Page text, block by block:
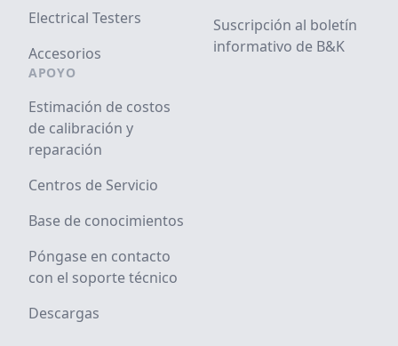
Electrical Testers
Accesorios
APOYO
Estimación de costos
de calibración y
reparación
Centros de Servicio
Base de conocimientos
Póngase en contacto
con el soporte técnico
Descargas
Suscripción al boletín
informativo de B&K